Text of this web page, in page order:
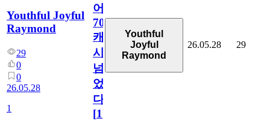
Youthful Joyful
Raymond
29
0
0
26.05.28
1
어
7000
캐
시
넘
었
다!
[1]
Youthful
Joyful
Raymond
26.05.28 29